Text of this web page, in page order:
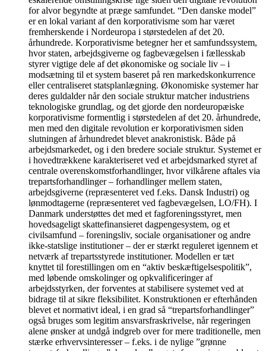
for alvor begyndte at præge samfundet. “Den danske model”
er en lokal variant af den korporativisme som har været
fremherskende i Nordeuropa i størstedelen af det 20.
århundrede. Korporativisme betegner her et samfundssystem,
hvor staten, arbejdsgiverne og fagbevægelsen i fællesskab
styrer vigtige dele af det økonomiske og sociale liv – i
modsætning til et system baseret på ren markedskonkurrence
eller centraliseret statsplanlægning. Økonomiske systemer har
deres guldalder når den sociale struktur matcher industriens
teknologiske grundlag, og det gjorde den nordeuropæiske
korporativisme formentlig i størstedelen af det 20. århundrede,
men med den digitale revolution er korporativismen siden
slutningen af århundredet blevet anakronistisk. Både på
arbejdsmarkedet, og i den bredere sociale struktur. Systemet er
i hovedtrækkene karakteriseret ved et arbejdsmarked styret af
centrale overenskomstforhandlinger, hvor vilkårene aftales via
trepartsforhandlinger – forhandlinger mellem staten,
arbejdsgiverne (repræsenteret ved f.eks. Dansk Industri) og
lønmodtagerne (repræsenteret ved fagbevægelsen, LO/FH). I
Danmark understøttes det med et fagforeningsstyret, men
hovedsageligt skattefinansieret dagpengesystem, og et
civilsamfund – foreningsliv, sociale organisationer og andre
ikke-statslige institutioner – der er stærkt reguleret igennem et
netværk af trepartsstyrede institutioner. Modellen er tæt
knyttet til forestillingen om en “aktiv beskæftigelsespolitik”,
med løbende omskolinger og opkvalificeringer af
arbejdsstyrken, der forventes at stabilisere systemet ved at
bidrage til at sikre fleksibilitet. Konstruktionen er efterhånden
blevet et normativt ideal, i en grad så “trepartsforhandlinger”
også bruges som legitim ansvarsfraskrivelse, når regeringen
alene ønsker at undgå indgreb over for mere traditionelle, men
stærke erhvervsinteresser – f.eks. i de nylige ”grønne